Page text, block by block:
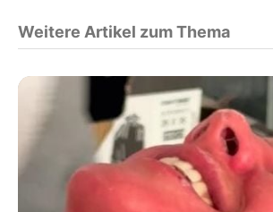
Weitere Artikel zum Thema